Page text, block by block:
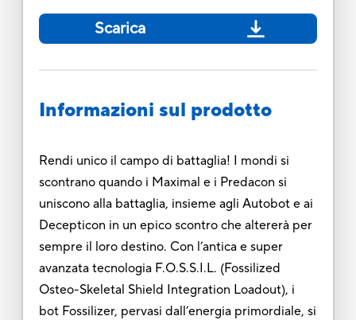
Scarica
Informazioni sul prodotto
Rendi unico il campo di battaglia! I mondi si
scontrano quando i Maximal e i Predacon si
uniscono alla battaglia, insieme agli Autobot e ai
Decepticon in un epico scontro che altererà per
sempre il loro destino. Con l’antica e super
avanzata tecnologia F.O.S.S.I.L. (Fossilized
Osteo-Skeletal Shield Integration Loadout), i
bot Fossilizer, pervasi dall’energia primordiale, si